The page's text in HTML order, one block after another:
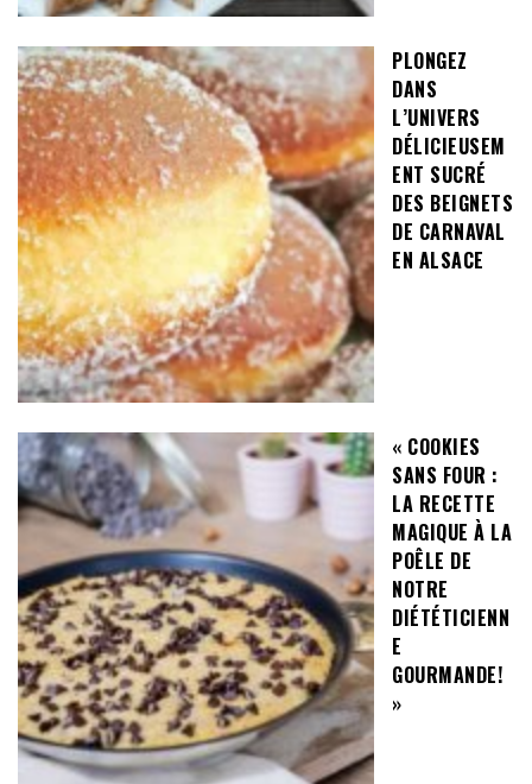
PLONGEZ
DANS
L’UNIVERS
DÉLICIEUSEM
ENT SUCRÉ
DES BEIGNETS
DE CARNAVAL
EN ALSACE
« COOKIES
SANS FOUR :
LA RECETTE
MAGIQUE À LA
POÊLE DE
NOTRE
DIÉTÉTICIENN
E
GOURMANDE!
»